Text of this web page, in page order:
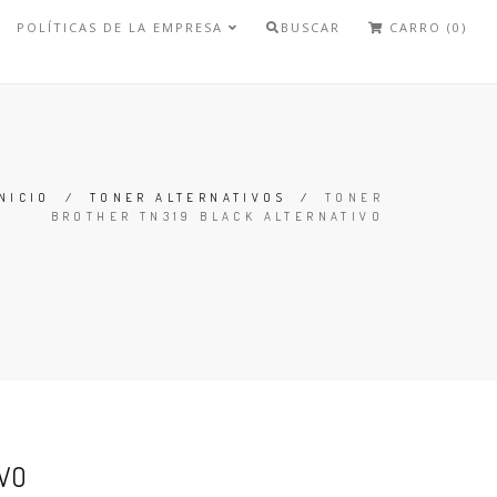
POLÍTICAS DE LA EMPRESA BUSCAR CARRO (0)
/ TONER ALTERNATIVOS / TONER
BROTHER TN319 BLACK ALTERNATIVO